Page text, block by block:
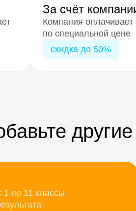
За счёт
Компания оплачивает
по специальной цене
скидка до 50%
по 11 классы